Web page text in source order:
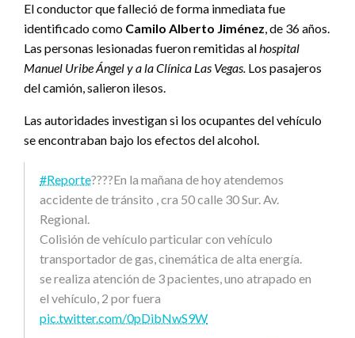
El conductor que falleció de forma inmediata fue
identificado como Camilo Alberto Jiménez, de 36 años.
Las personas lesionadas fueron remitidas alhospital
Manuel Uribe Ángel y a la Clínica Las Vegas. Los pasajeros
del camión, salieron ilesos.
Las autoridades investigan si los ocupantes del vehículo
se encontraban bajo los efectos del alcohol.
#Reporte????En la mañana de hoy atendemos
accidente de tránsito , cra 50 calle 30 Sur. Av.
Regional.
Colisión de vehículo particular con vehículo
transportador de gas, cinemática de alta energía.
se realiza atención de 3 pacientes, uno atrapado en
el vehículo, 2 por fuera
pic.twitter.com/0pDibNwS9W